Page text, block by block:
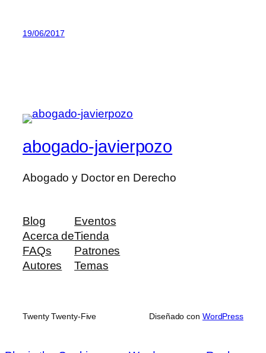
19/06/2017
abogado-javierpozo
Abogado y Doctor en Derecho
Blog
Acerca de
FAQs
Autores
Eventos
Tienda
Patrones
Temas
Twenty Twenty-Five Diseñado con WordPress